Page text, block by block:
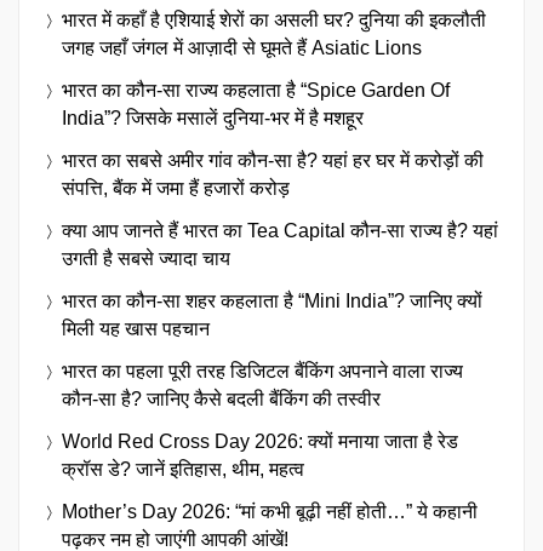
भारत में कहाँ है एशियाई शेरों का असली घर? दुनिया की इकलौती
जगह जहाँ जंगल में आज़ादी से घूमते हैं Asiatic Lions
भारत का कौन-सा राज्य कहलाता है “Spice Garden Of
India”? जिसके मसालें दुनिया-भर में है मशहूर
भारत का सबसे अमीर गांव कौन-सा है? यहां हर घर में करोड़ों की
संपत्ति, बैंक में जमा हैं हजारों करोड़
क्या आप जानते हैं भारत का Tea Capital कौन-सा राज्य है? यहां
उगती है सबसे ज्यादा चाय
भारत का कौन-सा शहर कहलाता है “Mini India”? जानिए क्यों
मिली यह खास पहचान
भारत का पहला पूरी तरह डिजिटल बैंकिंग अपनाने वाला राज्य
कौन-सा है? जानिए कैसे बदली बैंकिंग की तस्वीर
World Red Cross Day 2026: क्यों मनाया जाता है रेड
क्रॉस डे? जानें इतिहास, थीम, महत्व
Mother’s Day 2026: “मां कभी बूढ़ी नहीं होती…” ये कहानी
पढ़कर नम हो जाएंगी आपकी आंखें!